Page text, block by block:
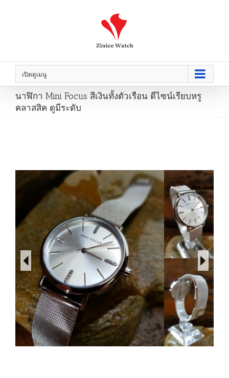
เปิดดูเมนู
นาฬิกา Mini Focus สีเงินทั้งตัวเรือน ดีไซน์เรียบหรู
คลาสสิค ดูมีระดับ